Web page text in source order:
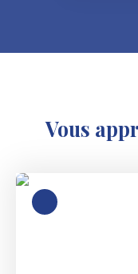
Vous